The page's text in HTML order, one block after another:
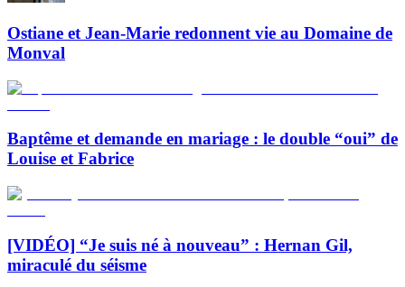
Ostiane et Jean-Marie redonnent vie au Domaine de
Monval
Baptême et demande en mariage : le double “oui” de
Louise et Fabrice
[VIDÉO] “Je suis né à nouveau” : Hernan Gil,
miraculé du séisme